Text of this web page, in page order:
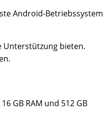
Android-Betriebssystem
Unterstützung bieten.
GB RAM und 512 GB